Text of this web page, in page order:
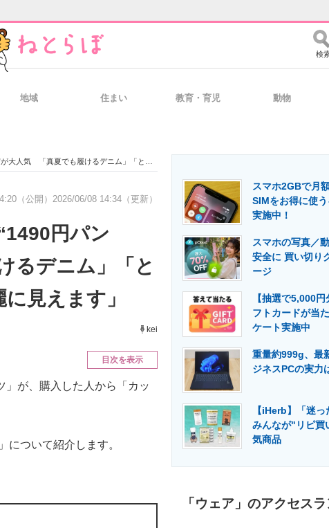
経営リーダーのコミュニティ マーケ×ITの今
製造業のIT導入・活用を支援
エネルギーの専門メディア 建設×テクノロ
検
地域 住まい 教育・育児 動物
けるデニム」「とにかく格好いい」「足が綺麗に見えます」
（公開） 2026/06/08 14:34（更新）
円パン
るデニム」「と
見えます」
kei
目次を表示
が、購入した人から「カッ
ついて紹介します。
スマホ2GBで月
SIMをお得に使
実施中！
スマホの写真／
安全に 買い切り
ージ
【抽選で5,000
フトカードが当
ケート実施中
重量約999g、最
ジネスPCの実力
【iHerb】「迷っ
みんなが"リピ買
気商品
「ウェア」のアクセス